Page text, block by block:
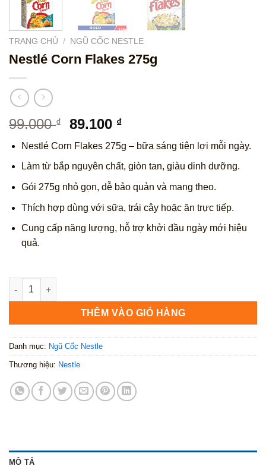
TRANG CHỦ / NGŨ CỐC NESTLE
Nestlé Corn Flakes 275g
99.000₫
Giá
là:
99.000 ₫.
89.100 ₫Giá
tại
là:
89.100 ₫.
Nestlé Corn Flakes 275g – bữa sáng tiện lợi mỗi ngày.
Làm từ bắp nguyên chất, giòn tan, giàu dinh dưỡng.
Gói 275g nhỏ gọn, dễ bảo quản và mang theo.
Thích hợp dùng với sữa, trái cây hoặc ăn trực tiếp.
Cung cấp năng lượng, hỗ trợ khởi đầu ngày mới hiệu
quả.
Nestlé Corn Flakes 275g số lượng
THÊM VÀO GIỎ HÀNG
Danh mục: Ngũ Cốc Nestle
Thương hiệu: Nestle
MÔ TẢ